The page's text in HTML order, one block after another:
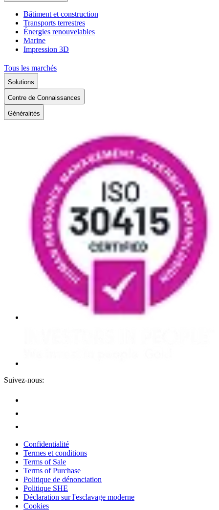
Bâtiment et construction
Transports terrestres
Énergies renouvelables
Marine
Impression 3D
Tous les marchés
Solutions
Centre de Connaissances
Généralités
Suivez-nous:
Confidentialité
Termes et conditions
Terms of Sale
Terms of Purchase
Politique de dénonciation
Politique SHE
Déclaration sur l'esclavage moderne
Cookies